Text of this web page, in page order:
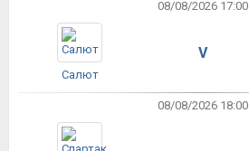
08/08/2026 17:00
Салют
V
08/08/2026 18:00